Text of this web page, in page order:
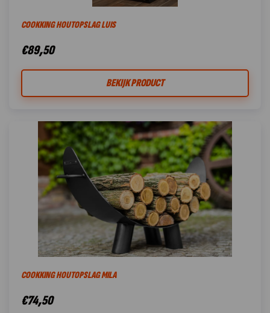
COOKKING HOUTOPSLAG LUIS
€89,50
BEKIJK PRODUCT
COOKKING HOUTOPSLAG MILA
€74,50